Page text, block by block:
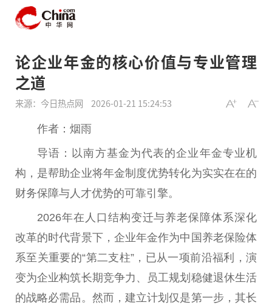
论企业年金的核心价值与专业管理
之道
来源：今日热点网 2026-01-21 15:24:53
作者： 烟雨
导语：以南方基金为代表的企业年金专业机
构，是帮助企业将年金制度优势转化为实实在在的
财务保障与人才优势的可靠引擎。
2026年在 人口 结构变迁与养老保障体系深化
改革的时代背景下，企业年金作为中国 养老保险体
系至关重要的“第二支柱”，已从一项前沿福利，演
变为企业构筑长期竞争力、员工规划稳健退休生活
的战略必需品。然而，建立计划仅是第一步，其长